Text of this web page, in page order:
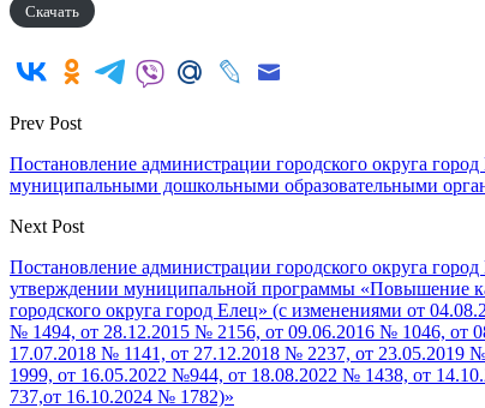
Скачать
Prev Post
Постановление администрации городского округа
муниципальными дошкольными образовательными
Next Post
Постановление администрации городского округа
утверждении муниципальной программы «Повышение
городского округа город Елец» (с изменениями от
№ 1494, от 28.12.2015 № 2156, от 09.06.2016 № 1046, от
17.07.2018 № 1141, от 27.12.2018 № 2237, от
1999, от 16.05.2022 №944, от 18.08.2022 № 1438, от
737,от 16.10.2024 № 1782)»